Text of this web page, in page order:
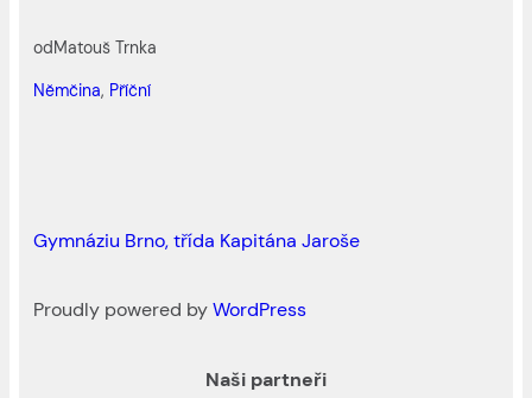
odMatouš Trnka
Němčina, Příční
Gymnáziu Brno, třída Kapitána Jaroše
Proudly powered byWordPress
Naši partneři